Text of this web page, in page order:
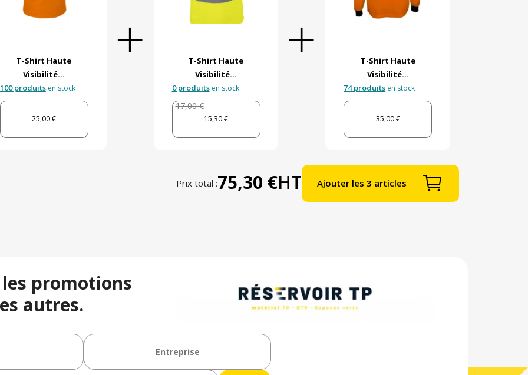
T-Shirt Haute
Visibilité...
100 produitsen stock
25,00 €
T-Shirt Haute
Visibilité...
0 produitsen stock
17,00 €
15,30 €
T-Shirt Haute
Visibilité...
74 produits en stock
35,00 €
Prix total :75,30 €HT Ajouter les 3 articles
promotions
autres.